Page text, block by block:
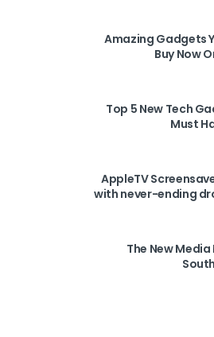
10 Amazing Gadgets
Buy Now
Top 5 New Tech
Must
AppleTV
with never-ending
The New